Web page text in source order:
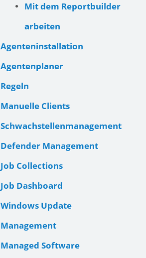
Mit dem Reportbuilder
arbeiten
Agenteninstallation
Agentenplaner
Regeln
Manuelle Clients
Schwachstellenmanagement
Defender Management
Job Collections
Job Dashboard
Windows Update
Management
Managed Software